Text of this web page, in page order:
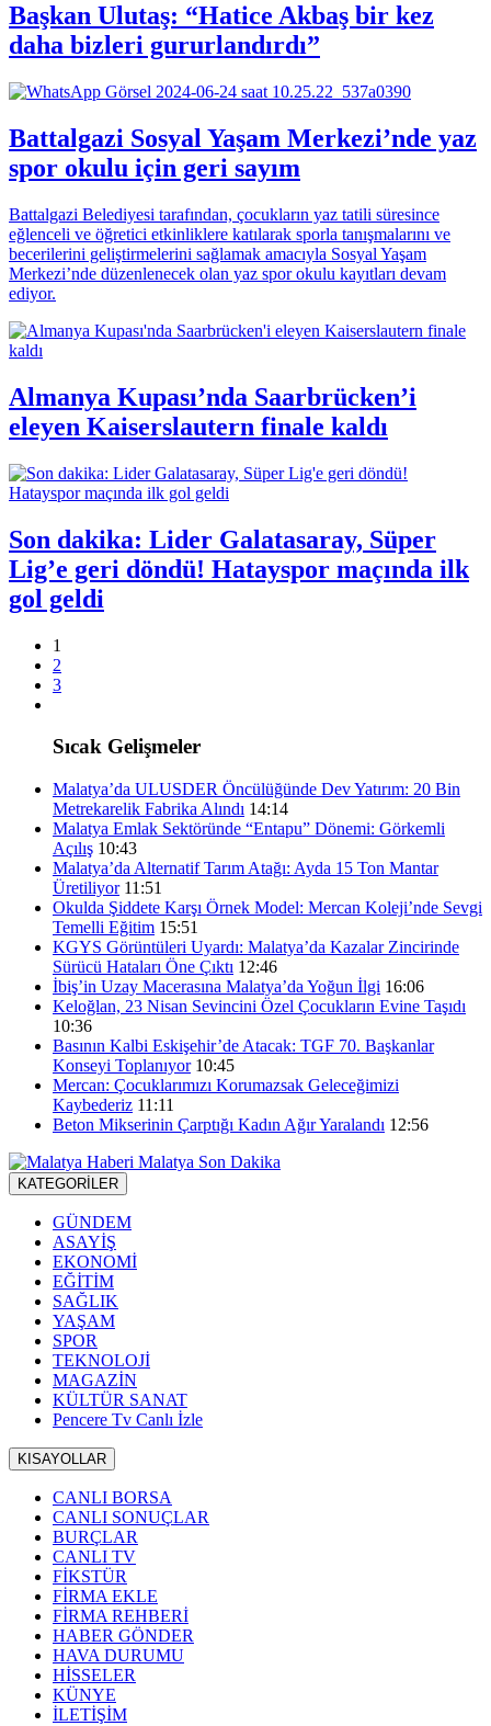
Başkan Ulutaş: “Hatice Akbaş bir kez
daha bizleri gururlandırdı”
Battalgazi Sosyal Yaşam Merkezi’nde yaz
spor okulu için geri sayım
Battalgazi Belediyesi tarafından, çocukların yaz tatili süresince
eğlenceli ve öğretici etkinliklere katılarak sporla tanışmalarını ve
becerilerini geliştirmelerini sağlamak amacıyla Sosyal Yaşam
Merkezi’nde düzenlenecek olan yaz spor okulu kayıtları devam
ediyor.
Almanya Kupası’nda Saarbrücken’i
eleyen Kaiserslautern finale kaldı
Son dakika: Lider Galatasaray, Süper
Lig’e geri döndü! Hatayspor maçında ilk
gol geldi
1
2
3
Sıcak Gelişmeler
Malatya’da ULUSDER Öncülüğünde Dev Yatırım: 20 Bin
Metrekarelik Fabrika Alındı 14:14
Malatya Emlak Sektöründe “Entapu” Dönemi: Görkemli
Açılış 10:43
Malatya’da Alternatif Tarım Atağı: Ayda 15 Ton Mantar
Üretiliyor 11:51
Okulda Şiddete Karşı Örnek Model: Mercan Koleji’nde Sevgi
Temelli Eğitim 15:51
KGYS Görüntüleri Uyardı: Malatya’da Kazalar Zincirinde
Sürücü Hataları Öne Çıktı 12:46
İbiş’in Uzay Macerasına Malatya’da Yoğun İlgi 16:06
Keloğlan, 23 Nisan Sevincini Özel Çocukların Evine Taşıdı
10:36
Basının Kalbi Eskişehir’de Atacak: TGF 70. Başkanlar
Konseyi Toplanıyor 10:45
Mercan: Çocuklarımızı Korumazsak Geleceğimizi
Kaybederiz 11:11
Beton Mikserinin Çarptığı Kadın Ağır Yaralandı 12:56
KATEGORİLER
GÜNDEM
ASAYİŞ
EKONOMİ
EĞİTİM
SAĞLIK
YAŞAM
SPOR
TEKNOLOJİ
MAGAZİN
KÜLTÜR SANAT
Pencere Tv Canlı İzle
KISAYOLLAR
CANLI BORSA
CANLI SONUÇLAR
BURÇLAR
CANLI TV
FİKSTÜR
FİRMA EKLE
FİRMA REHBERİ
HABER GÖNDER
HAVA DURUMU
HİSSELER
KÜNYE
İLETİŞİM